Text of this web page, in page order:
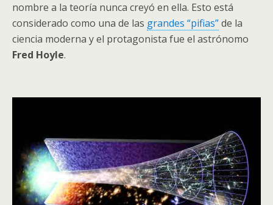
nombre a la teoría nunca creyó en ella. Esto está
considerado como una de las grandes “pifias”de la
ciencia moderna y el protagonista fue el astrónomo
Fred Hoyle.